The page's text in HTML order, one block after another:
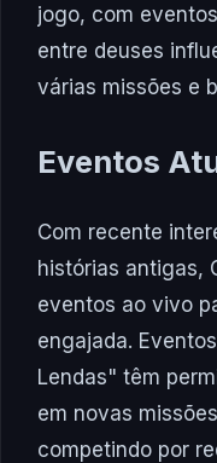
jogo, com
entre deuses
várias missões e
Eventos
Com recente
histórias antigas,
eventos ao vivo
engajada.
Lendas" têm
em novas
competindo por